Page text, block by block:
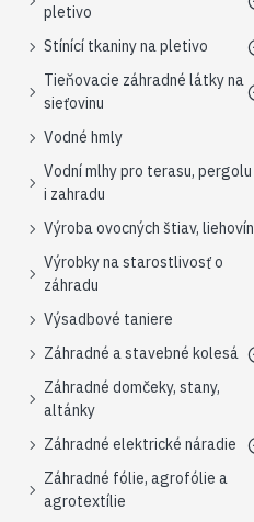
pletivo
Stínící tkaniny na pletivo
Tieňovacie záhradné látky na
sieťovinu
Vodné hmly
Vodní mlhy pro terasu, pergolu
i zahradu
Výroba ovocných štiav, liehovín
Výrobky na starostlivosť o
záhradu
Výsadbové taniere
Záhradné a stavebné kolesá
Záhradné domčeky, stany,
altánky
Záhradné elektrické náradie
Záhradné fólie, agrofólie a
agrotextílie